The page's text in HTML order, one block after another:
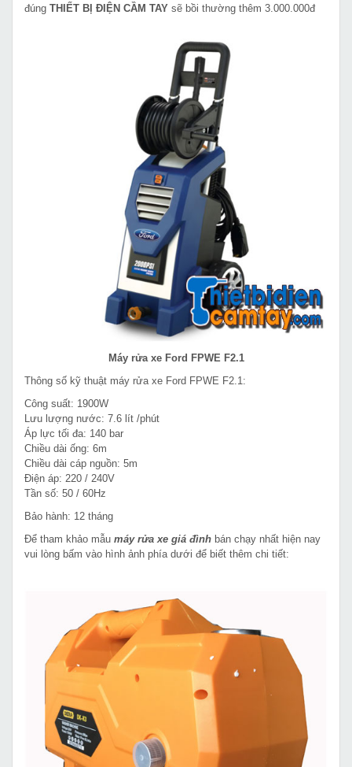
đúng THIẾT BỊ ĐIỆN CẦM TAY sẽ bồi thường thêm 3.000.000đ
Máy rửa xe Ford FPWE F2.1
Thông số kỹ thuật máy rửa xe Ford FPWE F2.1:
Công suất: 1900W
Lưu lượng nước: 7.6 lít /phút
Áp lực tối đa: 140 bar
Chiều dài ống: 6m
Chiều dài cáp nguồn: 5m
Điện áp: 220 / 240V
Tần số: 50 / 60Hz
Bảo hành: 12 tháng
Để tham khảo mẫu máy rửa xe giá đình bán chạy nhất hiện nay
vui lòng bấm vào hình ảnh phía dưới để biết thêm chi tiết: